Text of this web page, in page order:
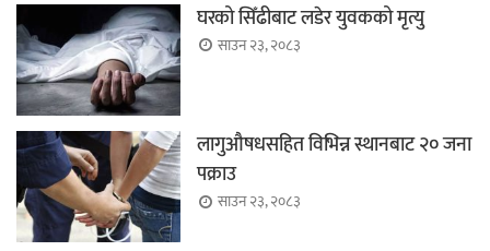
घरको सिँढीबाट लडेर युवकको मृत्यु
साउन २३, २०८३
लागुऔषधसहित विभिन्न स्थानबाट २० जना
पक्राउ
साउन २३, २०८३